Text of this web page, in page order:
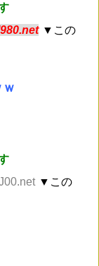
▼この
▼この